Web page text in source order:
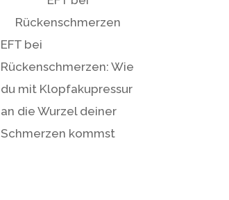
EFT bei
Rückenschmerzen: Wie
du mit Klopfakupressur
an die Wurzel deiner
Schmerzen kommst